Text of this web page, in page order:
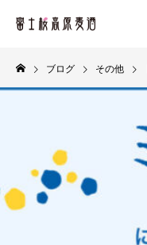
ブログ その他